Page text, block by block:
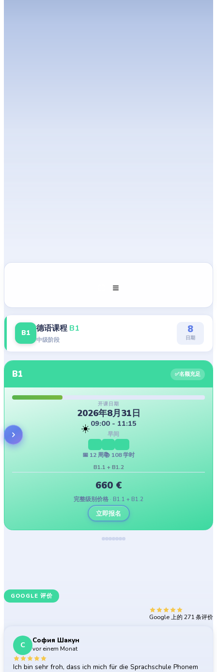
B1 德语课程 B1
中级阶段
8
日期
B1 ✅名额充足
开课日期
2026年8月31日
☀️09:00 - 11:15
早间
📅 12 周📚 108学时
B1.1 + B1.2
660 €
完整级别价格 · B1.1 + B1.2
立即报名
GOOGLE 评价
Google 上的 271 条评价
С София Шакун
vor einem Monat
Ich bin sehr froh, dass ich mich für die Sprachschule Phonem